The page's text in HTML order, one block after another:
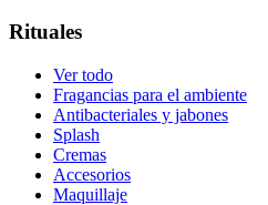
Rituales
Ver todo
Fragancias para el ambiente
Antibacteriales y jabones
Splash
Cremas
Accesorios
Maquillaje